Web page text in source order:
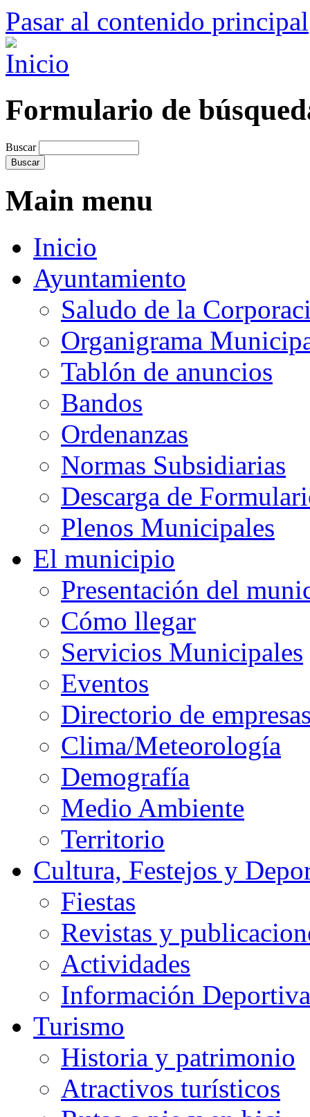
Pasar al contenido principal
Formulario de
Buscar
Main menu
Inicio
Ayuntamiento
Saludo de la
Organigrama
Tablón de anuncios
Bandos
Ordenanzas
Normas Subsidiarias
Descarga de
Plenos Municipales
El municipio
Presentación del
Cómo llegar
Servicios Municipales
Eventos
Directorio de
Clima/Meteorología
Demografía
Medio Ambiente
Territorio
Cultura, Festejos y
Fiestas
Revistas y
Actividades
Información Deportiva
Turismo
Historia y patrimonio
Atractivos turísticos